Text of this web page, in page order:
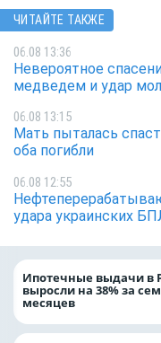
ЧИТАЙТЕ ТАКЖЕ
06.08 13:36
Невероятное
медведем и удар
06.08 13:15
Мать пыталась
оба погибли
06.08 12:55
удара украинских
Ипотечные выдачи в
выросли на 38% за
месяцев